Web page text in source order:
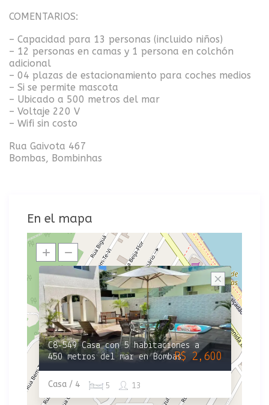
COMENTARIOS:
– Capacidad para 13 personas (incluido niños)
– 12 personas en camas y 1 persona en colchón
adicional
– 04 plazas de estacionamiento para coches medios
– Si se permite mascota
– Ubicado a 500 metros del mar
– Voltaje 220 V
– Wifi sin costo
Rua Gaivota 467
Bombas, Bombinhas
En el mapa
C8-549 Casa con 5 habitaciones a
450 metros del mar en Bombas
Casa / 4 13
5
R$ 2,600